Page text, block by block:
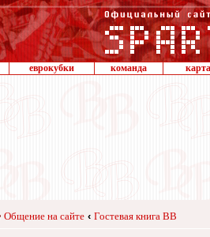
еврокубки команда
Общение на сайте ‹ Гостевая книга ВВ